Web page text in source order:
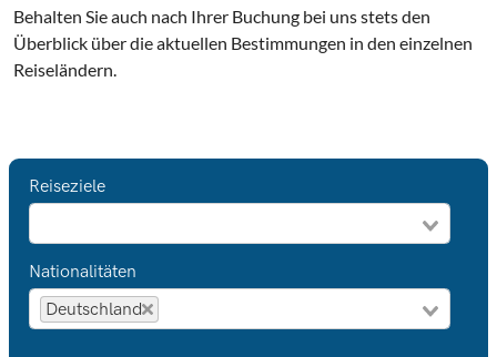
Behalten Sie auch nach Ihrer Buchung bei uns stets den
Überblick über die aktuellen Bestimmungen in den einzelnen
Reiseländern.